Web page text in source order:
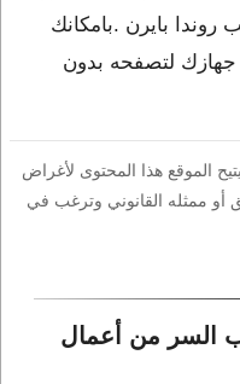
روندا بايرن .بامكانك
جهازك لتصفحه بدون
الموقع هذا المحتوى لأغراض
أو ممثله القانوني وترغب في
السر من أعمال